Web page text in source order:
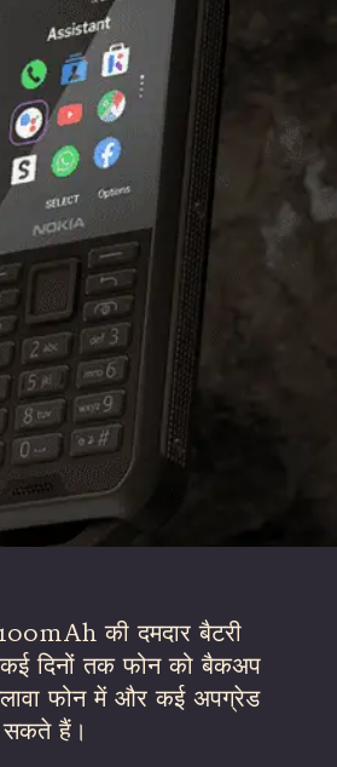
की दमदार बैटरी
कई दिनों तक फोन को बैकअप
फोन में और कई अपग्रेड
सकते हैं।